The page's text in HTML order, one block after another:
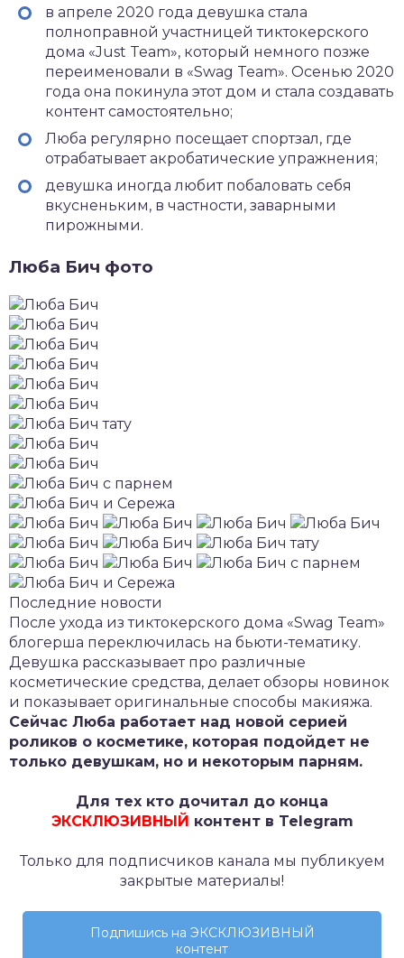
в апреле 2020 года девушка стала
полноправной участницей тиктокерского
дома «Just Team», который немного позже
переименовали в «Swag Team». Осенью 2020
года она покинула этот дом и стала создавать
контент самостоятельно;
Люба регулярно посещает спортзал, где
отрабатывает акробатические упражнения;
девушка иногда любит побаловать себя
вкусненьким, в частности, заварными
пирожными.
Люба Бич фото
Последние новости
После ухода из тиктокерского дома «Swag Team»
блогерша переключилась на бьюти-тематику.
Девушка рассказывает про различные
косметические средства, делает обзоры новинок
и показывает оригинальные способы макияжа.
Сейчас Люба работает над новой серией
роликов о косметике, которая подойдет не
только девушкам, но и некоторым парням.
Для тех кто дочитал до конца
ЭКСКЛЮЗИВНЫЙ контент в Telegram
Только для подписчиков канала мы публикуем
закрытые материалы!
Подпишись на ЭКСКЛЮЗИВНЫЙ
контент